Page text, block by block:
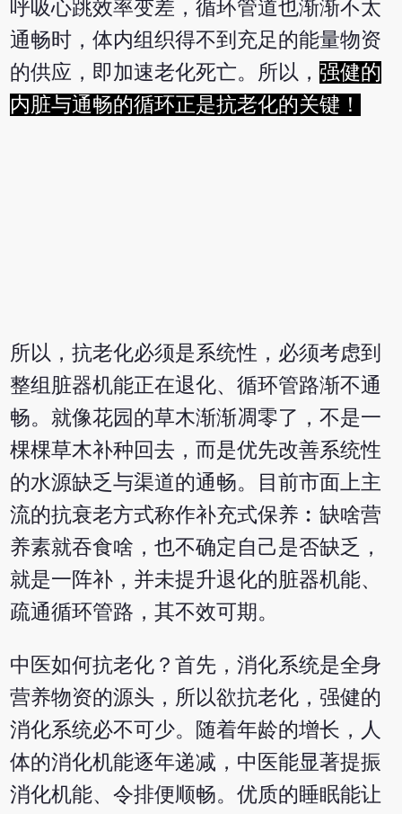
呼吸心跳效率变差，循环管道也渐渐不太
通畅时，体内组织得不到充足的能量物资
的供应，即加速老化死亡。所以，强健的
内脏与通畅的循环正是抗老化的关键！
所以，抗老化必须是系统性，必须考虑到
整组脏器机能正在退化、循环管路渐不通
畅。就像花园的草木渐渐凋零了，不是一
棵棵草木补种回去，而是优先改善系统性
的水源缺乏与渠道的通畅。目前市面上主
流的抗衰老方式称作补充式保养︰缺啥营
养素就吞食啥，也不确定自己是否缺乏，
就是一阵补，并未提升退化的脏器机能、
疏通循环管路，其不效可期。
中医如何抗老化？首先，消化系统是全身
营养物资的源头，所以欲抗老化，强健的
消化系统必不可少。随着年龄的增长，人
体的消化机能逐年递减，中医能显著提振
消化机能、令排便顺畅。优质的睡眠能让